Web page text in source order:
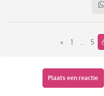
« 1 5
Plaats een reactie